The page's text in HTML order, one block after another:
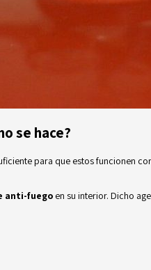
se hace?
para que estos funcionen
anti-fuego en su interior. Dicho